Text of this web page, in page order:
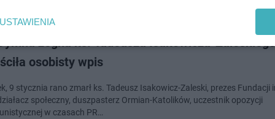
żegna ks. Tadeusza Isakowicza-
osobisty wpis
9 stycznia rano zmarł ks. Tadeusz Isakowicz-Zaleski, prezes Fundacji
społeczny, duszpasterz Ormian-Katolików, uczestnik opozycji
w czasach PR…
USTAWIENIA